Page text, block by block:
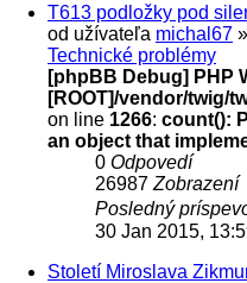
T613 podložky pod
od užívateľa michal67
Technické problémy
[phpBB Debug] PHP
[ROOT]/vendor/twig/
on line 1266: count():
an object that
0 Odpovedí
26987 Zobrazení
Posledný
30 Jan 2015,
Století Miroslava